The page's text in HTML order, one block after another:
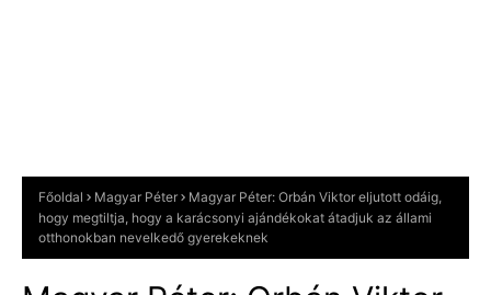
Főoldal Magyar Péter
Magyar Péter: Orbán Viktor eljutott odáig,
hogy megtiltja, hogy a karácsonyi ajándékokat átadjuk az állami
otthonokban nevelkedő gyerekeknek